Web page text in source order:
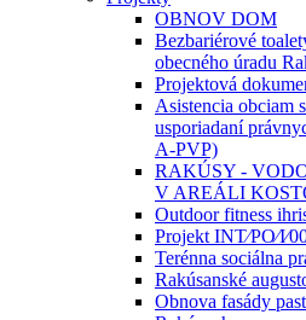
OBNOV DOM
Bezbariérové
obecného úradu
Projektová
Asistencia obciam
usporiadaní
A-PVP)
RAKÚSY -
V AREÁLI
Outdoor fitness
Projekt
Terénna sociálna
Rakúsanské
Obnova fasády